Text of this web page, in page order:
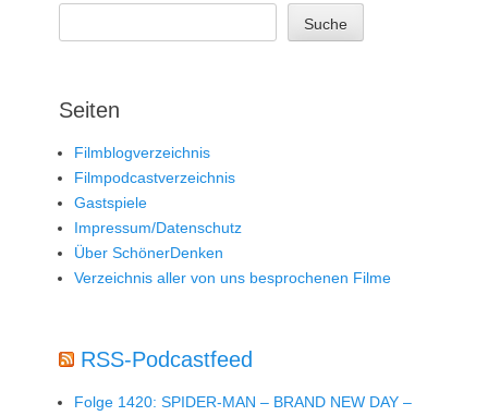
Suche
Seiten
Filmblogverzeichnis
Filmpodcastverzeichnis
Gastspiele
Impressum/Datenschutz
Über SchönerDenken
Verzeichnis aller von uns besprochenen Filme
RSS-Podcastfeed
Folge 1420: SPIDER-MAN – BRAND NEW DAY –